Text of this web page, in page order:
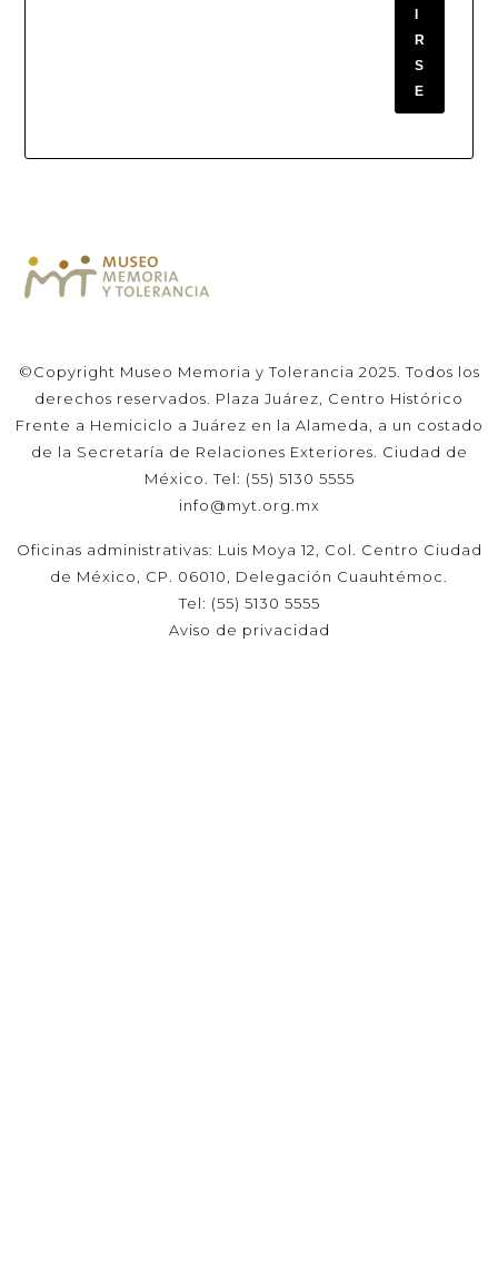
R
S
E
©Copyright Museo Memoria y Tolerancia 2025. Todos los
derechos reservados. Plaza Juárez, Centro Histórico
Frente a Hemiciclo a Juárez en la Alameda, a un costado
de la Secretaría de Relaciones Exteriores. Ciudad de
México. Tel: (55) 5130 5555
info@myt.org.mx
Oficinas administrativas: Luis Moya 12, Col. Centro Ciudad
de México, CP. 06010, Delegación Cuauhtémoc.
Tel: (55) 5130 5555
Aviso de privacidad